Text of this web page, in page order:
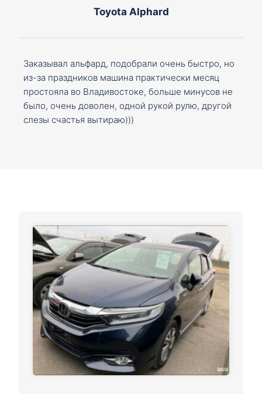
Toyota Alphard
Заказывал альфард, подобрали очень быстро, но
из-за праздников машина практически месяц
простояла во Владивостоке, больше минусов не
было, очень доволен, одной рукой рулю, другой
слезы счастья вытираю)))